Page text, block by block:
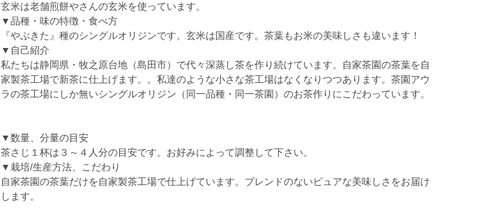
玄米は老舗煎餅やさんの玄米を使っています。
▼品種・味の特徴・食べ方
『やぶきた』種のシングルオリジンです。玄米は国産です。茶葉もお米の美味しさも違います！
▼自己紹介
私たちは静岡県・牧之原台地（島田市）で代々深蒸し茶を作り続けています。自家茶園の茶葉を自
家製茶工場で新茶に仕上げます。。私達のような小さな茶工場はなくなりつつあります。茶園アウ
ラの茶工場にしか無いシングルオリジン（同一品種・同一茶園）のお茶作りにこだわっています。
▼数量、分量の目安
茶さじ１杯は３～４人分の目安です。お好みによって調整して下さい。
▼栽培/生産方法、こだわり
自家茶園の茶葉だけを自家製茶工場で仕上げています。ブレンドのないピュアな美味しさをお届け